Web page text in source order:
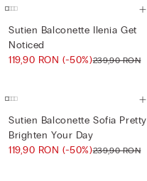
Sutien Balconette Ilenia Get
Noticed
119,90 RON(-50%)239,90 RON
Sutien Balconette Sofia Pretty
Brighten Your Day
119,90 RON(-50%)239,90 RON